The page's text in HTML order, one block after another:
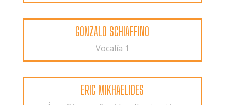
GONZALO SCHIAFFINO
Vocalía 1
ERIC MIKHAELIDES